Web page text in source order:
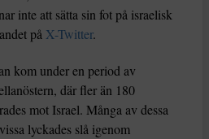
inte att sätta sin fot på israelisk
på X-Twitter.
kom under en period av
där fler än 180
mot Israel. Många av dessa
lyckades slå igenom